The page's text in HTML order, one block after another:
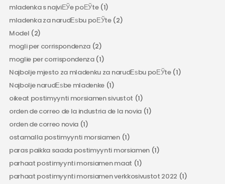
mladenka s najviЕЎe poЕЎte(1)
mladenka za narudЕѕbu poЕЎte(2)
Model (2)
mogli per corrispondenza (2)
moglie per corrispondenza(1)
Najbolje mjesto za mladenku za narudЕѕbu poЕЎte(1)
Najbolje narudЕѕbe mladenke (1)
oikeat postimyynti morsiamen sivustot (1)
orden de correo de la industria de la novia(1)
orden de correo novia (1)
ostamalla postimyynti morsiamen(1)
paras paikka saada postimyynti morsiamen(1)
parhaat postimyynti morsiamen maat (1)
parhaat postimyynti morsiamen verkkosivustot 2022 (1)